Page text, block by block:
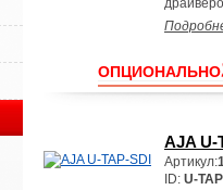
ОПЦИОНАЛЬНО
AJA U-
Артикул:
ID: U-